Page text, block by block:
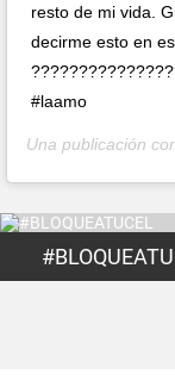
resto de mi vida.
decirme esto en
#laamo
Una publicación